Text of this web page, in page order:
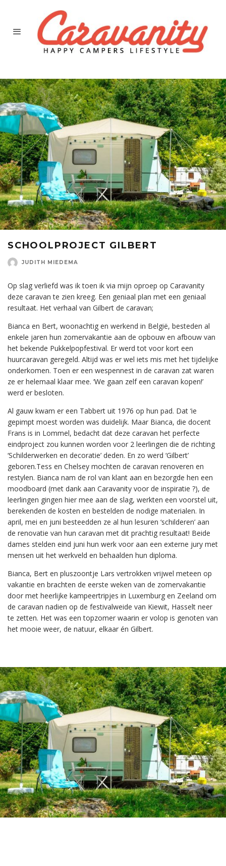
SCHOOLPROJECT GILBERT
JUDITH MIEDEMA
Op slag verliefd was ik toen ik via mijn oproep op Caravanity
deze caravan te zien kreeg. Een geniaal plan met een geniaal
resultaat. Het verhaal van Gilbert de caravan;
Bianca en Bert, woonachtig en werkend in België, besteden al
enkele jaren hun zomervakantie aan de opbouw en afbouw van
het bekende Pukkelpopfestival. Er werd tot voor kort een
huurcaravan geregeld. Altijd was er wel iets mis met het tijdelijke
onderkomen. Toen er een wespennest in de caravan zat waren
ze er helemaal klaar mee. ‘We gaan zelf een caravan kopen!’
werd er besloten.
Al gauw kwam er een Tabbert uit 1976 op hun pad. Dat ‘ie
gepimpt moest worden was duidelijk. Maar Bianca, die docent
Frans is in Lommel, bedacht dat deze caravan het perfecte
eindproject zou kunnen worden voor 2 leerlingen die de richting
‘Schilderwerken en decoratie’ deden. En zo werd ‘Gilbert’
geboren.Tess en Chelsey mochten de caravan renoveren en
restylen. Bianca nam de rol van klant aan en bezorgde hen een
moodboard (met dank aan Caravanity voor de inspiratie ?), de
leerlingen gingen hier mee aan de slag, werkten een voorstel uit,
berekenden de kosten en bestelden de nodige materialen. In
april, mei en juni besteedden ze al hun lesuren ‘schilderen’ aan
de renovatie van hun caravan met dit prachtig resultaat! Beide
dames stelden eind juni hun werk voor aan een externe jury met
mensen uit het werkveld en behaalden hun diploma.
Bianca, Bert en pluszoontje Lars vertrokken vrijwel meteen op
vakantie en brachten de eerste weken van de zomervakantie
door met heerlijke kampeertripjes in Luxemburg en Zeeland om
de caravan nadien op de festivalweide van Kiewit, Hasselt neer
te zetten. Het was een topzomer waarin er volop is genoten van
het mooie weer, de natuur, elkaar én Gilbert.